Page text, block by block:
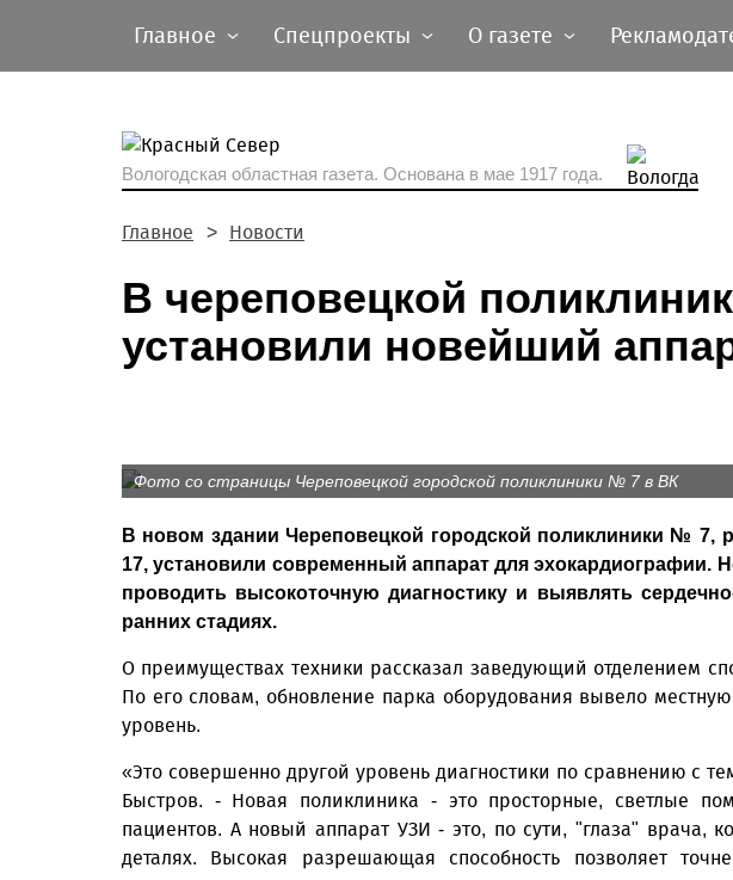
Главное Спецпроекты О газете
Вологодская областная газета. Основана в мае 1917 года.
Главное Новости
В череповецкой
установили новейший
Фото со страницы Череповецкой городской поликлиники № 7 в ВК
В новом здании Череповецкой городской поликлиники № 7,
17, установили современный аппарат для эхокардиографии.
проводить высокоточную диагностику и выявлять
ранних стадиях.
О преимуществах техники рассказал заведующий отделением
По его словам, обновление парка оборудования вывело
уровень.
«Это совершенно другой уровень диагностики по сравнению с
Быстров. - Новая поликлиника - это просторные, светлые
пациентов. А новый аппарат УЗИ - это, по сути, "глаза" врача,
деталях. Высокая разрешающая способность позволяет